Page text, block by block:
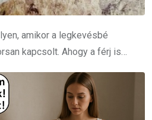
amikor a legkevésbé
kapcsolt. Ahogy a férj is…